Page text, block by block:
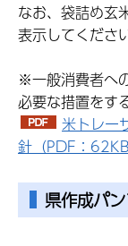
なお、袋詰め玄
表示してくださ
※一般消費者へ
必要な措置をす
米トレー
針（PDF：62KB
県作成パ